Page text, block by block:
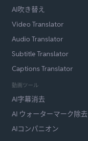
AI吹き替え
Video Translator
Audio Translator
Subtitle Translator
Captions Translator
動画ツール
AI字幕消去
AI ウォーターマーク除去
AIコンパニオン